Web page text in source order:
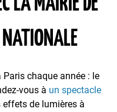
LA MAIRIE DE
chaque année : le
vous à un spectacle
effets de lumières à